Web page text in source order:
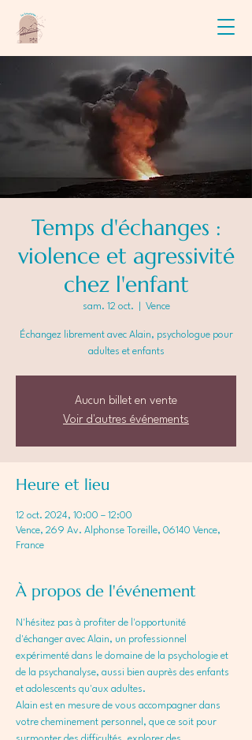
Temps d'échanges :
violence et agressivité
chez l'enfant
sam. 12 oct. Vence
Échangez librement avec Alain, psychologue pour
adultes et enfants
Aucun billet en vente
Voir d'autres événements
Heure et lieu
12 oct. 2024, 10:00 – 12:00
Vence, 269 Av. Alphonse Toreille, 06140 Vence,
France
À propos de l'événement
N'hésitez pas à profiter de l'opportunité
d'échanger avec Alain, un professionnel
expérimenté dans le domaine de la psychologie et
de la psychanalyse, aussi bien auprès des enfants
et adolescents qu'aux adultes.
Alain est en mesure de vous accompagner dans
votre cheminement personnel, que ce soit pour